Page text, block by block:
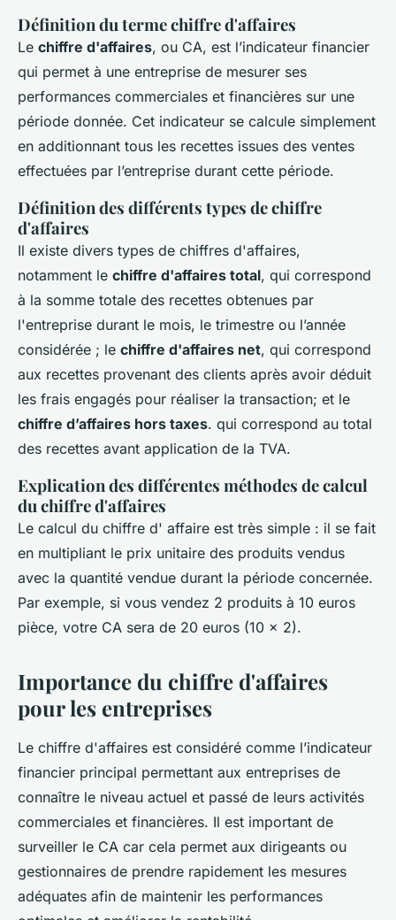
Définition du terme chiffre d'affaires
Le chiffre d'affaires, ou CA, est l’indicateur financier
qui permet à une entreprise de mesurer ses
performances commerciales et financières sur une
période donnée. Cet indicateur se calcule simplement
en additionnant tous les recettes issues des ventes
effectuées par l’entreprise durant cette période.
Définition des différents types de chiffre
d'affaires
Il existe divers types de chiffres d'affaires,
notamment le chiffre d'affaires total, qui correspond
à la somme totale des recettes obtenues par
l'entreprise durant le mois, le trimestre ou l’année
considérée ; le chiffre d'affaires net, qui correspond
aux recettes provenant des clients après avoir déduit
les frais engagés pour réaliser la transaction; et le
chiffre d’affaires hors taxes. qui correspond au total
des recettes avant application de la TVA.
Explication des différentes méthodes de calcul
du chiffre d'affaires
Le calcul du chiffre d' affaire est très simple : il se fait
en multipliant le prix unitaire des produits vendus
avec la quantité vendue durant la période concernée.
Par exemple, si vous vendez 2 produits à 10 euros
pièce, votre CA sera de 20 euros (10 x 2).
Importance du chiffre d'affaires
pour les entreprises
Le chiffre d'affaires est considéré comme l’indicateur
financier principal permettant aux entreprises de
connaître le niveau actuel et passé de leurs activités
commerciales et financières. Il est important de
surveiller le CA car cela permet aux dirigeants ou
gestionnaires de prendre rapidement les mesures
adéquates afin de maintenir les performances